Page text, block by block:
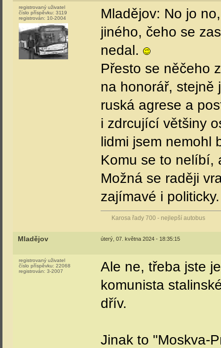
registrovaný uživatel
číslo příspěvku: 3119
registrován: 10-2004
Mladějov: No jo
jiného, čeho se
nedal.
Přesto se něčeho
na honorář, stejně
ruská agrese a
i zdrcující většiny
lidmi jsem nemohl
Komu se to nelíbí,
Možná se raději
zajímavé i
Karosa řady 700 - nejlepší autobus
Mladějov úterý, 07. května 2024 - 18:35:15
registrovaný uživatel
číslo příspěvku: 22068
registrován: 3-2007
Ale ne, třeba jste
komunista
dřív.
Jinak to "Moskva-